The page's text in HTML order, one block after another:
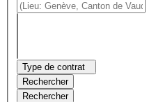
Type de contrat
Rechercher
Rechercher